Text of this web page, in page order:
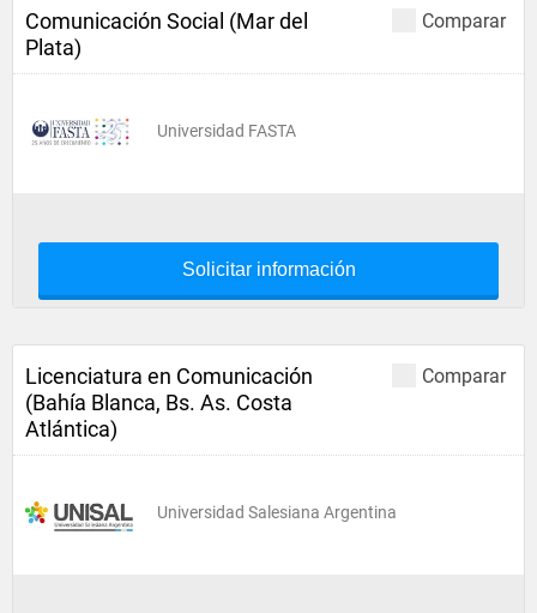
Comparar
Comunicación Social (Mar del
Plata)
Universidad FASTA
Solicitar información
Comparar
Licenciatura en Comunicación
(Bahía Blanca, Bs. As. Costa
Atlántica)
Universidad Salesiana Argentina